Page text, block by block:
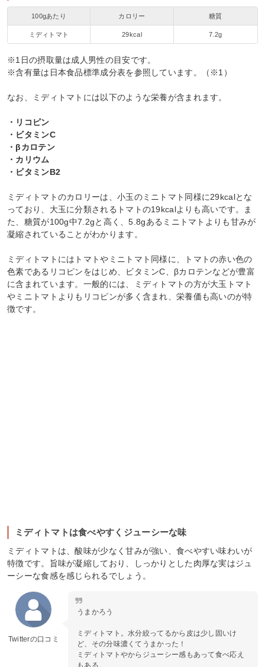
100gあたり カロリー 糖質
ミディトマト 29kcal 7.2g
※1日の摂取量は成人男性の目安です。
※含有量は日本食品標準成分表を参照しています。（※1）
なお、ミディトマトには以下のような栄養が含まれます。
・リコピン
・ビタミンC
・βカロテン
・カリウム
・ビタミンB2
ミディトマトのカロリーは、小玉のミニトマト同様に29kcalとな
っており、大玉に分類されるトマトの19kcalよりも高いです。ま
た、糖質が100g中7.2gと高く、5.8gあるミニトマトよりも甘みが
凝縮されていることがわかります。
ミディトマトにはトマトやミニトマト同様に、トマトの赤い色の
色素であるリコピンをはじめ、ビタミンC、βカロテンなどが豊富
に含まれています。一般的には、ミディトマトの方が大玉トマト
やミニトマトよりもリコピンが多く含まれ、栄養価も高いのが特
徴です。
ミディトマトは食べやすくジューシーな味
ミディトマトは、酸味が少なく甘みが強い、食べやすい味わいが
特徴です。旨味が凝縮しており、しっかりとした肉厚な実はジュ
ーシーな食感を感じられるでしょう。
Twitterの口コミ
うまかろう
ミディトマト。水分絞ってるから皮は少し固いけ
ど、その分味濃くてうまかった！
ミディトマトやからジューシー感もあって食べ応え
もある。